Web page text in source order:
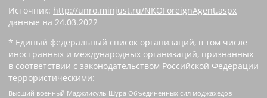
Источник: http://unro.minjust.ru/NKOForeignAgent.aspx
данные на 24.03.2022
* Единый федеральный список организаций, в том числе
иностранных и международных организаций, признанных
в соответствии с законодательством Российской Федерации
террористическими:
Высший военный Маджлисуль Шура Объединенных сил моджахедов